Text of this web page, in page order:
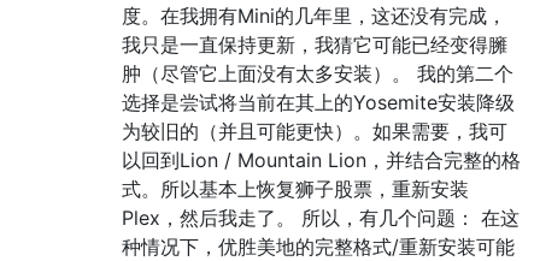
度。在我拥有Mini的几​​年里，这还没有完成，
我只是一直保持更新，我猜它可能已经变得臃
肿（尽管它上面没有太多安装）。 我的第二个
选择是尝试将当前在其上的Yosemite安装降级
为较旧的（并且可能更快）。如果需要，我可
以回到Lion / Mountain Lion，并结合完整的格
式。所以基本上恢复狮子股票，重新安装
Plex，然后我走了。 所以，有几个问题： 在这
种情况下，优胜美地的完整格式/重新安装可能